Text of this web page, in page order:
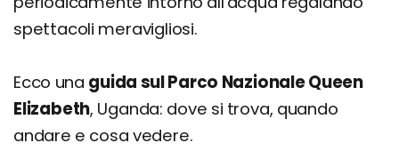
spettacoli meravigliosi.
Ecco una guida sul Parco Nazionale Queen
Elizabeth, Uganda: dove si trova, quando
andare e cosa vedere.